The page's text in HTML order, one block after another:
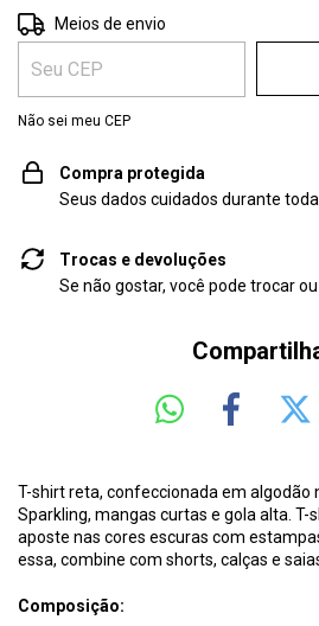
Entregas para o CEP:
Meios de envio
Não sei meu CEP
Compra protegida
Seus dados cuidados durante
Trocas e devoluções
Se não gostar, você pode trocar
T-shirt reta, confeccionada em algodão
Sparkling, mangas curtas e gola alta. T-
aposte nas cores escuras com
essa, combine com shorts, calças e
Composição: